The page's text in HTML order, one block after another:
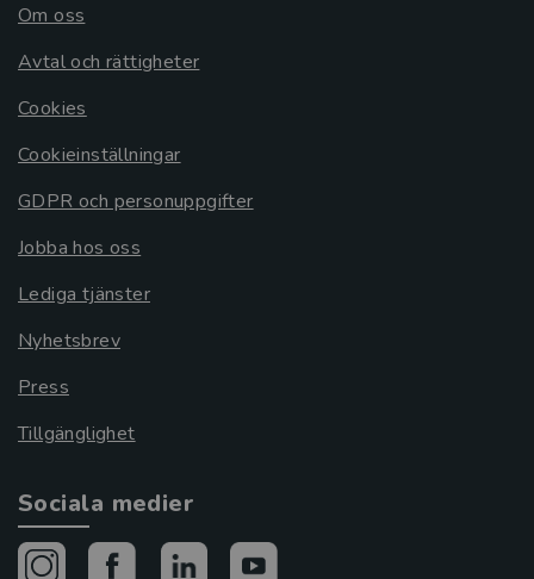
Om oss
Avtal och rättigheter
Cookies
Cookieinställningar
GDPR och personuppgifter
Jobba hos oss
Lediga tjänster
Nyhetsbrev
Press
Tillgänglighet
Sociala medier